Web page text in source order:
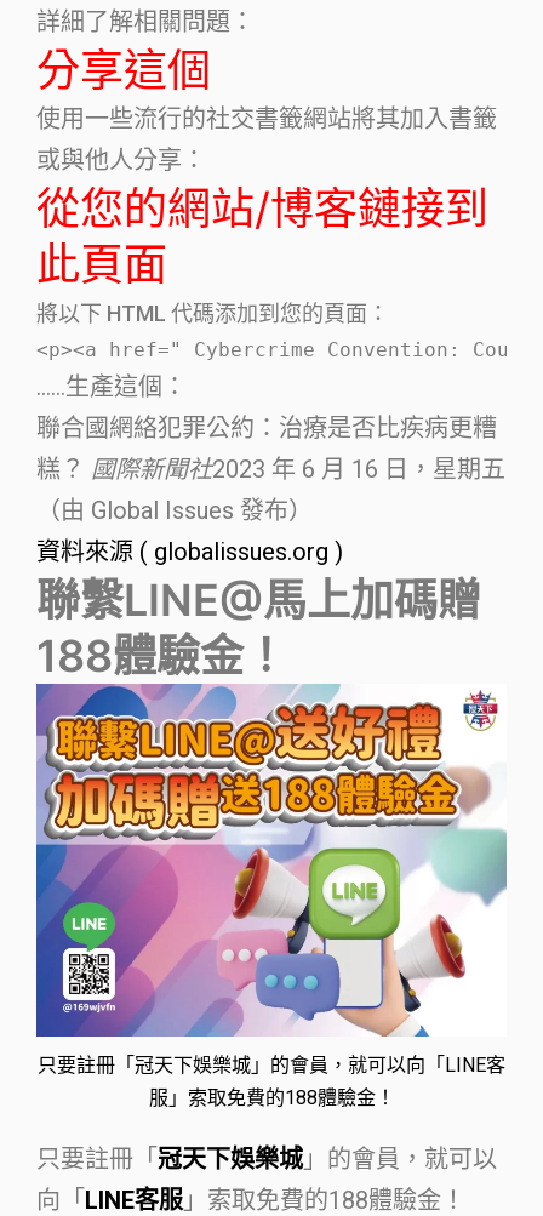
詳細了解相關問題：
分享這個
使用一些流行的社交書籤網站將其加入書籤
或與他人分享：
從您的網站/博客鏈接到
此頁面
將以下 HTML 代碼添加到您的頁面：
<p><a href=" Cybercrime Convention:
……生產這個：
聯合國網絡犯罪公約：治療是否比疾病更糟
糕？ 國際新聞社2023 年 6 月 16 日，星期五
（由 Global Issues 發布）
資料來源 ( globalissues.org )
聯繫LINE@馬上加碼贈
188體驗金！
只要註冊「冠天下娛樂城」的會員，就可以向「LINE客
服」索取免費的188體驗金！
只要註冊「 冠天下娛樂城」的會員，就可以
向「 LINE客服 」索取免費的188體驗金！